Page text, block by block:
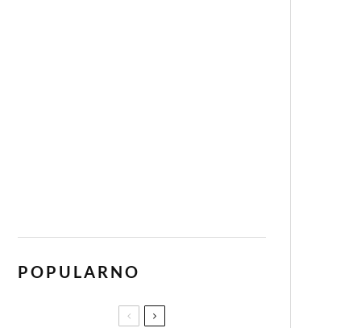
POPULARNO